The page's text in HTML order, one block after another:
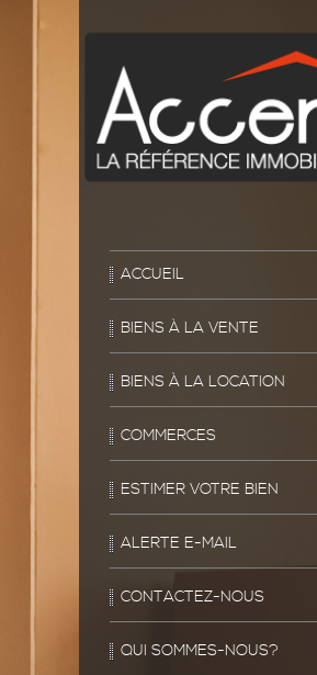
ACCUEIL
BIENS À LA VENTE
BIENS À LA LOCATION
COMMERCES
ESTIMER VOTRE BIEN
ALERTE E-MAIL
CONTACTEZ-NOUS
QUI SOMMES-NOUS?